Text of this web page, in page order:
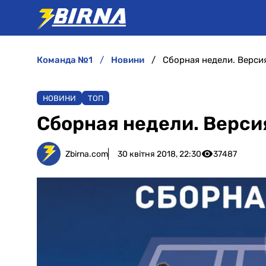
команда №1 новини Сборная недели.
НОВИНИ ТОП
Сборная недели.
Zbirna.com 30 квітня 2018, 22:30 37487